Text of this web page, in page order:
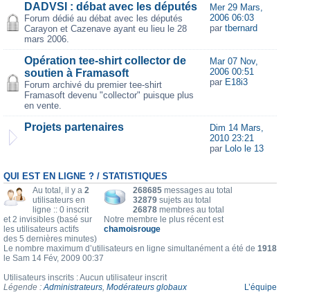
DADVSI : débat avec les députés
Forum dédié au débat avec les députés
Carayon et Cazenave ayant eu lieu le 28
mars 2006.
Mer 29 Mars,
2006 06:03
par tbernard
Opération tee-shirt collector de
soutien à Framasoft
Forum archivé du premier tee-shirt
Framasoft devenu "collector" puisque plus
en vente.
Mar 07 Nov,
2006 00:51
par E18i3
Projets partenaires
Dim 14 Mars,
2010 23:21
par Lolo le 13
QUI EST EN LIGNE ? / STATISTIQUES
268685 messages au total
32879 sujets au total
26878 membres au total
Notre membre le plus récent est
chamoisrouge
Au total, il y a 2
utilisateurs en
ligne :: 0 inscrit
et 2 invisibles (basé sur
les utilisateurs actifs
des 5 dernières minutes)
Le nombre maximum d’utilisateurs en ligne simultanément a été de 1918
le Sam 14 Fév, 2009 00:37
Utilisateurs inscrits : Aucun utilisateur inscrit
Légende :Administrateurs, Modérateurs globaux L’équipe